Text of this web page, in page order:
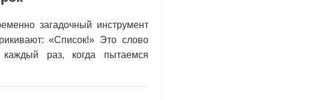
загадочный инструмент
«Список!» Это слово
раз, когда пытаемся